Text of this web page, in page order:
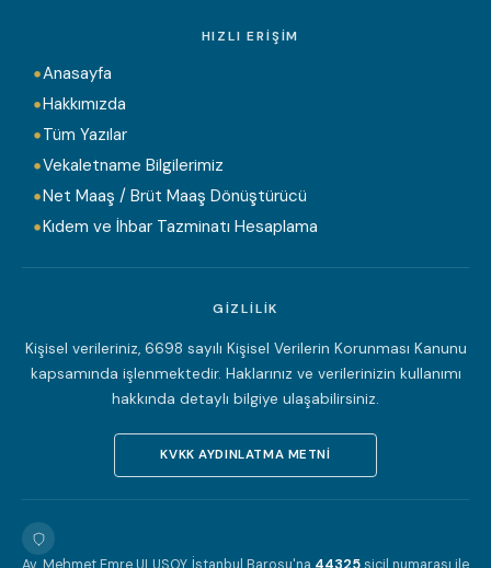
HIZLI ERIŞIM
Anasayfa
Hakkımızda
Tüm Yazılar
Vekaletname Bilgilerimiz
Net Maaş / Brüt Maaş Dönüştürücü
Kıdem ve İhbar Tazminatı Hesaplama
GIZLILIK
Kişisel verileriniz, 6698 sayılı Kişisel Verilerin Korunması Kanunu
kapsamında işlenmektedir. Haklarınız ve verilerinizin kullanımı
hakkında detaylı bilgiye ulaşabilirsiniz.
KVKK AYDINLATMA METNI